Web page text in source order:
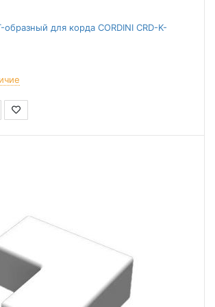
для корда CORDINI CRD-K-